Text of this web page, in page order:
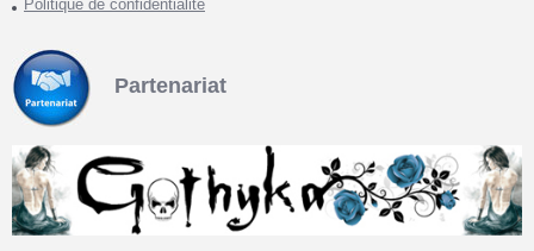
Politique de confidentialité
Partenariat